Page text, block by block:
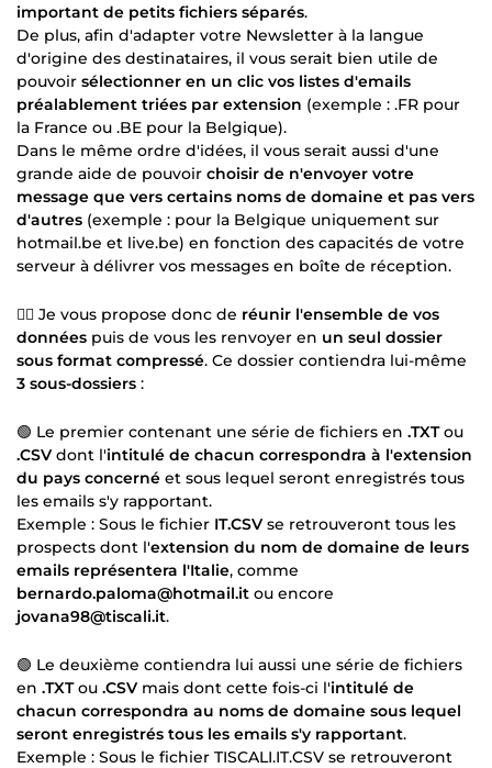
important de petits fichiers séparés.
De plus, afin d'adapter votre Newsletter à la langue
d'origine des destinataires, il vous serait bien utile de
pouvoir sélectionner en un clic vos listes d'emails
préalablement triées par extension (exemple : .FR pour
la France ou .BE pour la Belgique).
Dans le même ordre d'idées, il vous serait aussi d'une
grande aide de pouvoir choisir de n'envoyer votre
message que vers certains noms de domaine et pas vers
d'autres (exemple : pour la Belgique uniquement sur
hotmail.be et live.be) en fonction des capacités de votre
serveur à délivrer vos messages en boîte de réception.
👉🏻 Je vous propose donc de réunir l'ensemble de vos
données puis de vous les renvoyer en un seul dossier
sous format compressé. Ce dossier contiendra lui-même
3 sous-dossiers :
🟢 Le premier contenant une série de fichiers en .TXTou
.CSV dont l'intitulé de chacun correspondra à l'extension
du pays concerné et sous lequel seront enregistrés tous
les emails s'y rapportant.
Exemple : Sous le fichier IT.CSV se retrouveront tous les
prospects dont l'extension du nom de domaine de leurs
emails représentera l'Italie, comme
bernardo.paloma@hotmail.it ou encore
jovana98@tiscali.it.
🟢 Le deuxième contiendra lui aussi une série de fichiers
en .TXTou .CSV mais dont cette fois-ci l'intitulé de
chacun correspondra au noms de domaine sous lequel
seront enregistrés tous les emails s'y rapportant.
Exemple : Sous le fichier TISCALI.IT.CSV se retrouveront